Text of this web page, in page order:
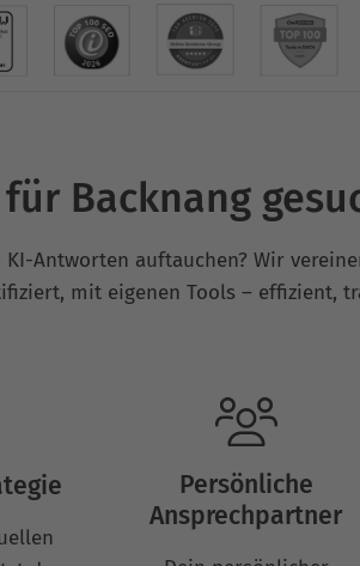
Backnang
Antworten auftauchen? Wir
mit eigenen Tools – effizient,
Persönliche
Ansprechpartner